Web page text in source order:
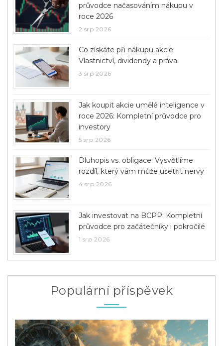
průvodce načasováním nákupu v
roce 2026
2 srp 2026
Co získáte při nákupu akcie:
Vlastnictví, dividendy a práva
3 srp 2026
Jak koupit akcie umělé inteligence v
roce 2026: Kompletní průvodce pro
investory
5 srp 2026
Dluhopis vs. obligace: Vysvětlíme
rozdíl, který vám může ušetřit nervy
4 srp 2026
Jak investovat na BCPP: Kompletní
průvodce pro začátečníky i pokročilé
1 srp 2026
Populární příspěvek